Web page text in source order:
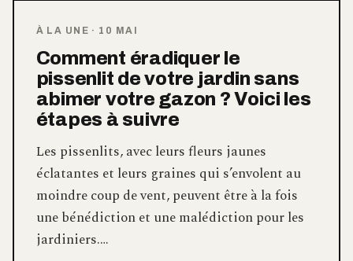
À LA UNE · 10 MAI
Comment éradiquer le
pissenlit de votre jardin sans
abimer votre gazon ? Voici les
étapes à suivre
Les pissenlits, avec leurs fleurs jaunes
éclatantes et leurs graines qui s’envolent au
moindre coup de vent, peuvent être à la fois
une bénédiction et une malédiction pour les
jardiniers.…